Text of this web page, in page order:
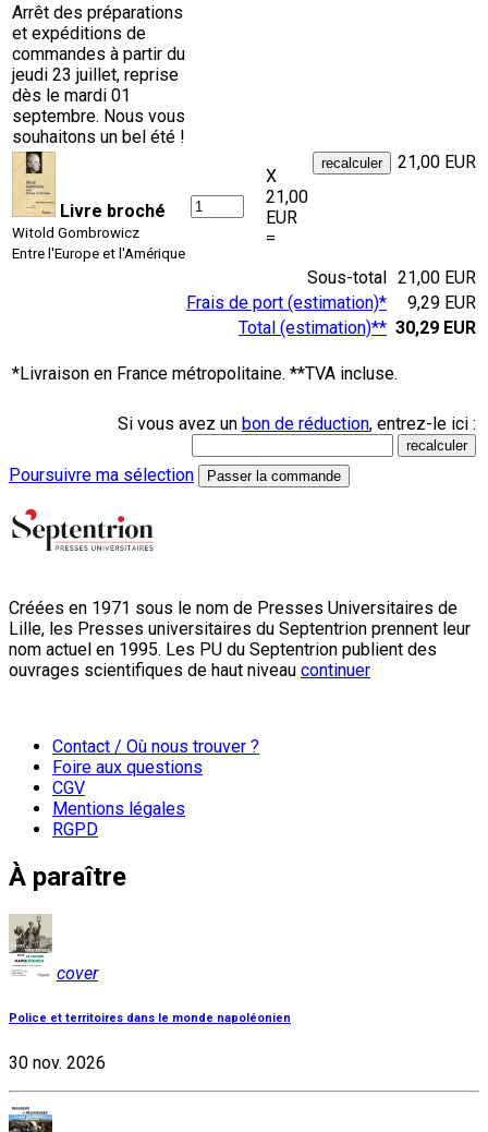
Arrêt des préparations
et expéditions de
commandes à partir du
jeudi 23 juillet, reprise
dès le mardi 01
septembre. Nous vous
souhaitons un bel été !
Livre broché
Witold Gombrowicz
Entre l'Europe et l'Amérique
X
21,00
EUR
=
21,00 EUR
Sous-total 21,00 EUR
Frais de port (estimation)*
9,29 EUR
Total (estimation)** 30,29 EUR
*Livraison en France métropolitaine. **TVA incluse.
Si vous avez un bon de réduction, entrez-le ici :
Poursuivre ma sélection Passer la commande
Créées en 1971 sous le nom de Presses Universitaires de
Lille, les Presses universitaires du Septentrion prennent leur
nom actuel en 1995. Les PU du Septentrion publient des
ouvrages scientifiques de haut niveau continuer
Contact / Où nous trouver ?
Foire aux questions
CGV
Mentions légales
RGPD
À paraître
cover
Police et territoires dans le monde napoléonien
30 nov. 2026